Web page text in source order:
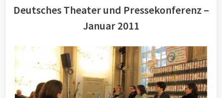
Deutsches Theater und Pressekonferenz –
Januar 2011